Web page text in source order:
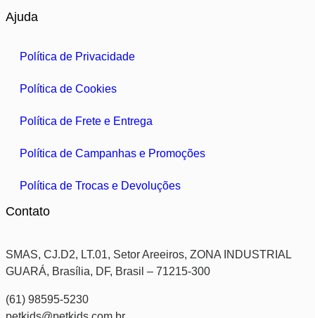
Ajuda
Política de Privacidade
Política de Cookies
Política de Frete e Entrega
Política de Campanhas e Promoções
Política de Trocas e Devoluções
Contato
SMAS, CJ.D2, LT.01, Setor Areeiros, ZONA INDUSTRIAL
GUARÁ, Brasília, DF, Brasil – 71215-300
(61) 98595-5230